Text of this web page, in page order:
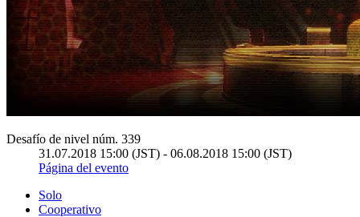
Desafío de nivel núm. 339
31.07.2018 15:00 (JST) - 06.08.2018 15:00 (JST)
Página del evento
Solo
Cooperativo